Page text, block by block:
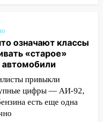
двух женщин
один уже
завершены
последствия
Ульяновской
означают классы
«старое»
привыкли
цифры — АИ-92,
есть еще одна